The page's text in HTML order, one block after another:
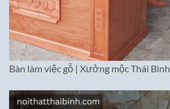
Bàn làm việc gỗ | Xưởng mộc Thái Bình